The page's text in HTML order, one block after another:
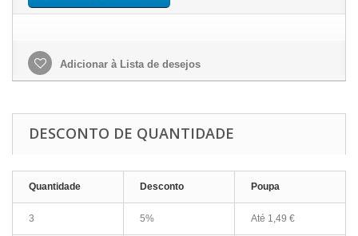
Adicionar à Lista de desejos
DESCONTO DE QUANTIDADE
Quantidade Desconto Poupa
3 5% Até 1,49 €